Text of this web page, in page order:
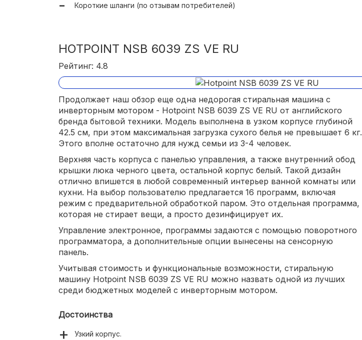
Короткие шланги (по отзывам потребителей)
HOTPOINT NSB 6039 ZS VE RU
Рейтинг: 4.8
Продолжает наш обзор еще одна недорогая стиральная машина с
инверторным мотором - Hotpoint NSB 6039 ZS VE RU от английского
бренда бытовой техники. Модель выполнена в узком корпусе глубиной
42.5 см, при этом максимальная загрузка сухого белья не превышает 6 кг.
Этого вполне остаточно для нужд семьи из 3-4 человек.
Верхняя часть корпуса с панелью управления, а также внутренний обод
крышки люка черного цвета, остальной корпус белый. Такой дизайн
отлично впишется в любой современный интерьер ванной комнаты или
кухни. На выбор пользователю предлагается 16 программ, включая
режим с предварительной обработкой паром. Это отдельная программа,
которая не стирает вещи, а просто дезинфицирует их.
Управление электронное, программы задаются с помощью поворотного
программатора, а дополнительные опции вынесены на сенсорную
панель.
Учитывая стоимость и функциональные возможности, стиральную
машину Hotpoint NSB 6039 ZS VE RU можно назвать одной из лучших
среди бюджетных моделей с инверторным мотором.
Достоинства
Узкий корпус.